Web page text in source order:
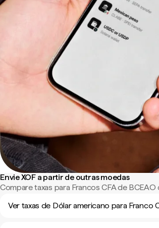
Envie XOF a partir de outras moedas
Compare taxas para Francos CFA de
Ver taxas de Dólar americano para Franco